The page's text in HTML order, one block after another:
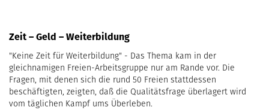
Zeit – Geld – Weiterbildung
"Keine Zeit für Weiterbildung" - Das Thema kam in der
gleichnamigen Freien-Arbeitsgruppe nur am Rande vor. Die
Fragen, mit denen sich die rund 50 Freien stattdessen
beschäftigten, zeigten, daß die Qualitätsfrage überlagert wird
vom täglichen Kampf ums Überleben.